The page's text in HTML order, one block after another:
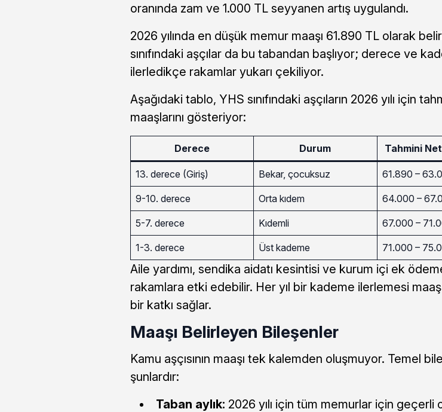
oranında zam ve 1.000 TL seyyanen artış uygulandı.
2026 yılında en düşük memur maaşı 61.890 TL olarak
sınıfındaki aşçılar da bu tabandan başlıyor; derece ve
ilerledikçe rakamlar yukarı çekiliyor.
Aşağıdaki tablo, YHS sınıfındaki aşçıların 2026 yılı için
maaşlarını gösteriyor:
Derece Durum Tahmini
13. derece (Giriş) Bekar, çocuksuz 61.890 –
9-10. derece Orta kıdem 64.000 –
5-7. derece Kıdemli 67.000 –
1-3. derece Üst kademe 71.000 –
Aile yardımı, sendika aidatı kesintisi ve kurum içi ek
rakamlara etki edebilir. Her yıl bir kademe ilerlemesi
bir katkı sağlar.
Maaşı Belirleyen Bileşenler
Kamu aşçısının maaşı tek kalemden oluşmuyor. Temel
şunlardır:
Taban aylık: 2026 yılı için tüm memurlar için geçerli